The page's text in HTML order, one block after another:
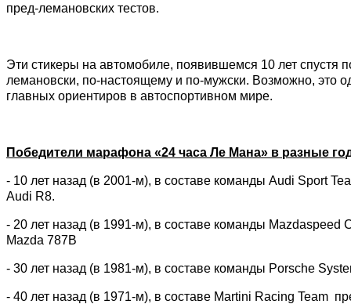
пред-лемановских тестов.
Эти стикеры на автомобиле, появившемся 10 лет спустя
лемановски, по-настоящему и по-мужски. Возможно, это
главных ориентиров в автоспортивном мире.
Победители марафона «24 часа Ле Мана» в разные
- 10 лет назад (в 2001-м), в составе команды Audi Sport
Audi R8.
- 20 лет назад (в 1991-м), в составе команды
Mazda 787B
- 30 лет назад (в 1981-м), в составе команды Porsche
- 40 лет назад (в 1971-м), в составе Martini Racing Team